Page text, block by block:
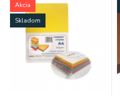
Akcia
Skladom